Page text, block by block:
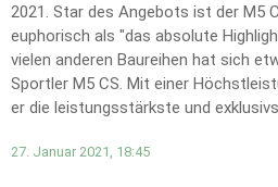
2021. Star des Angebots ist der M5
euphorisch als "das absolute
vielen anderen Baureihen hat sich
Sportler M5 CS. Mit einer
er die leistungsstärkste und
27. Januar 2021, 18:45